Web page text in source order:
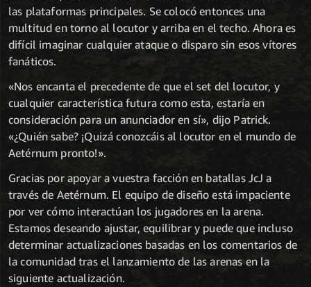
las plataformas principales. Se colocó entonces una
multitud en torno al locutor y arriba en el techo. Ahora es
difícil imaginar cualquier ataque o disparo sin esos vítores
fanáticos.
«Nos encanta el precedente de que el set del locutor, y
cualquier característica futura como esta, estaría en
consideración para un anunciador en sí», dijo Patrick.
«¿Quién sabe? ¡Quizá conozcáis al locutor en el mundo de
Aetérnum pronto!».
Gracias por apoyar a vuestra facción en batallas JcJ a
través de Aetérnum. El equipo de diseño está impaciente
por ver cómo interactúan los jugadores en la arena.
Estamos deseando ajustar, equilibrar y puede que incluso
determinar actualizaciones basadas en los comentarios de
la comunidad tras el lanzamiento de las arenas en la
siguiente actualización.